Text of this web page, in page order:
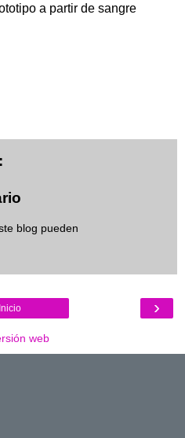
a partir de sangre
blog pueden
›
Inicio
web